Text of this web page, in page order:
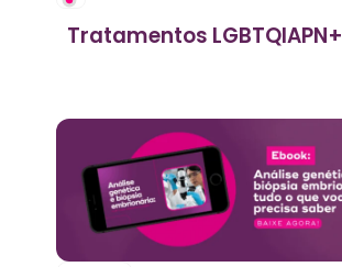
Tratamentos LGBTQIAPN+